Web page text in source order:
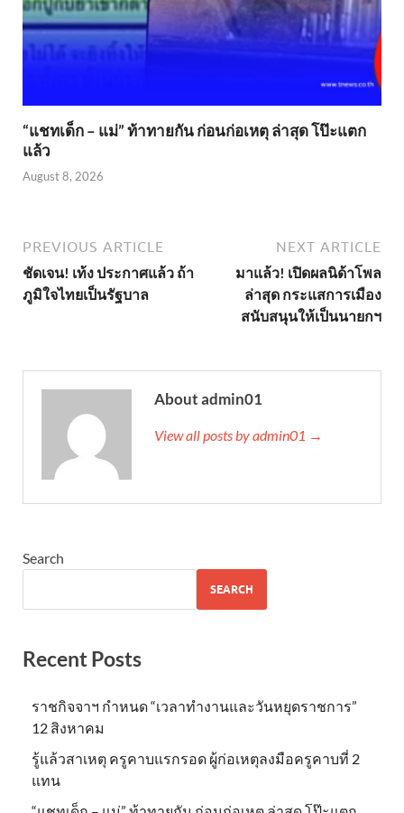
“แชทเด็ก – แม่” ท้าทายกัน ก่อนก่อเหตุ ล่าสุด โป๊ะแตก
แล้ว
August 8, 2026
PREVIOUS ARTICLE
ชัดเจน! เท้ง ประกาศแล้ว ถ้า
ภูมิใจไทยเป็นรัฐบาล
NEXT ARTICLE
มาแล้ว! เปิดผลนิด้าโพล
ล่าสุด กระแสการเมือง
สนับสนุนให้เป็นนายกฯ
About admin01
View all posts by admin01 →
Search
SEARCH
Recent Posts
ราชกิจจาฯ กำหนด “เวลาทำงานและวันหยุดราชการ”
12 สิงหาคม
รู้แล้วสาเหตุ ครูคาบแรกรอด ผู้ก่อเหตุลงมือครูคาบที่ 2
แทน